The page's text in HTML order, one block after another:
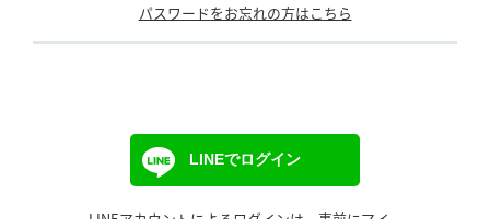
パスワードをお忘れの方はこちら
LINEでログイン